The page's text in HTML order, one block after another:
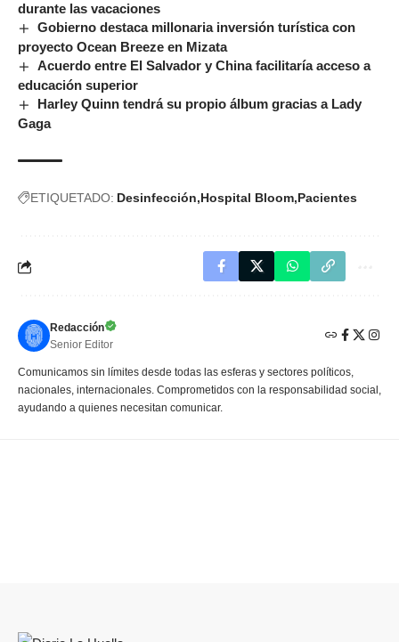
durante las vacaciones
Gobierno destaca millonaria inversión turística con
proyecto Ocean Breeze en Mizata
Acuerdo entre El Salvador y China facilitaría acceso a
educación superior
Harley Quinn tendrá su propio álbum gracias a Lady
Gaga
ETIQUETADO: Desinfección Hospital Bloom Pacientes
Redacción
Senior Editor
Comunicamos sin límites desde todas las esferas y sectores políticos,
nacionales, internacionales. Comprometidos con la responsabilidad social,
ayudando a quienes necesitan comunicar.